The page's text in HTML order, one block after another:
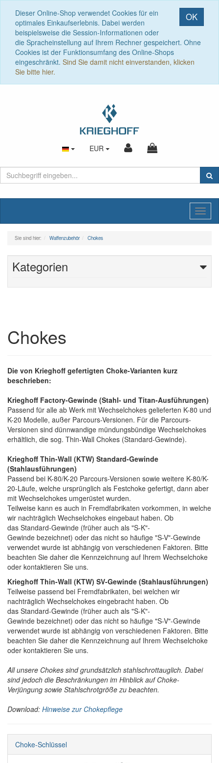
OK
Dieser Online-Shop verwendet Cookies für ein
optimales Einkaufserlebnis. Dabei werden
beispielsweise die Session-Informationen oder
die Spracheinstellung auf Ihrem Rechner gespeichert. Ohne
Cookies ist der Funktionsumfang des Online-Shops
eingeschränkt. Sind Sie damit nicht einverstanden, klicken
Sie bitte hier.
EUR
Sie sind hier: Waffenzubehör Chokes
Kategorien
Chokes
Die von Krieghoff gefertigten Choke-Varianten kurz
beschrieben:
Krieghoff Factory-Gewinde (Stahl- und Titan-Ausführungen)
Passend für alle ab Werk mit Wechselchokes gelieferten K-80 und
K-20 Modelle, außer Parcours-Versionen. Für die Parcours-
Versionen sind dünnwandige mündungsbündige Wechselchokes
erhältlich, die sog. Thin-Wall Chokes (Standard-Gewinde).
Krieghoff Thin-Wall (KTW) Standard-Gewinde
(Stahlausführungen)
Passend bei K-80/K-20 Parcours-Versionen sowie weitere K-80/K-
20-Läufe, welche ursprünglich als Festchoke gefertigt, dann aber
mit Wechselchokes umgerüstet wurden.
Teilweise kann es auch in Fremdfabrikaten vorkommen, in welche
wir nachträglich Wechselchokes eingebaut haben. Ob
das Standard-Gewinde (früher auch als "S-K"-
Gewinde bezeichnet) oder das nicht so häufige "S-V"-Gewinde
verwendet wurde ist abhängig von verschiedenen Faktoren. Bitte
beachten Sie daher die Kennzeichnung auf Ihrem Wechselchoke
oder kontaktieren Sie uns.
Krieghoff Thin-Wall (KTW) SV-Gewinde (Stahlausführungen)
Teilweise passend bei Fremdfabrikaten, bei welchen wir
nachträglich Wechselchokes eingebracht haben. Ob
das Standard-Gewinde (früher auch als "S-K"-
Gewinde bezeichnet) oder das nicht so häufige "S-V"-Gewinde
verwendet wurde ist abhängig von verschiedenen Faktoren. Bitte
beachten Sie daher die Kennzeichnung auf Ihrem Wechselchoke
oder kontaktieren Sie uns.
All unsere Chokes sind grundsätzlich stahlschrottauglich. Dabei
sind jedoch die Beschränkungen im Hinblick auf Choke-
Verjüngung sowie Stahlschrotgröße zu beachten.
Download: Hinweise zur Chokepflege
Choke-Schlüssel